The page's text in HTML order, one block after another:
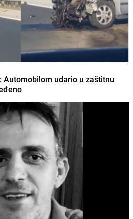
Automobilom udario u zaštitnu